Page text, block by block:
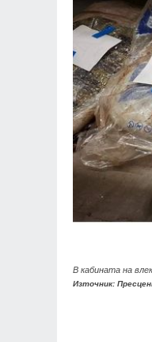
В кабината на
Източник: